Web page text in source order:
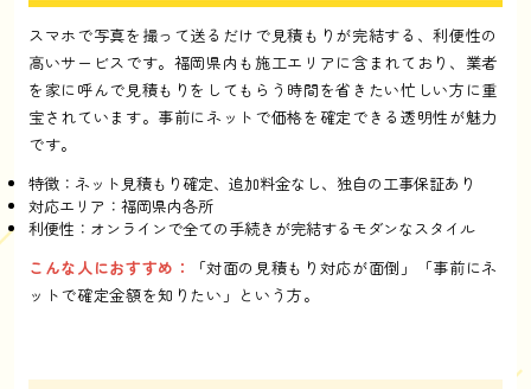
スマホで写真を撮って送るだけで見積もりが完結する、利便性の
高いサービスです。福岡県内も施工エリアに含まれており、業者
を家に呼んで見積もりをしてもらう時間を省きたい忙しい方に重
宝されています。事前にネットで価格を確定できる透明性が魅力
です。
特徴：ネット見積もり確定、追加料金なし、独自の工事保証あり
対応エリア：福岡県内各所
利便性：オンラインで全ての手続きが完結するモダンなスタイル
こんな人におすすめ：
「対面の見積もり対応が面倒」「事前にネ
ットで確定金額を知りたい」という方。